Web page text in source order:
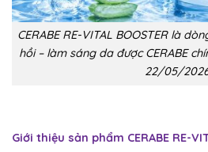
CERABE RE-VITAL BOOSTER là
hồi – làm sáng da được CERABE
22/05/
Giới thiệu sản phẩm CERABE RE-